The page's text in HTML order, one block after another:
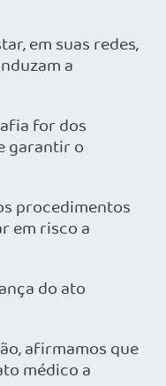
em suas redes,
a
for dos
garantir o
procedimentos
em risco a
do ato
afirmamos que
médico a